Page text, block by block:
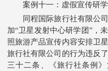
案例十一：虚假宣传研学
同程国际旅行社有限公司
加“卫星发射中心研学团”，
照旅游产品宣传内容安排卫
旅行社有限公司的行为违反
三十二条、《旅行社条例